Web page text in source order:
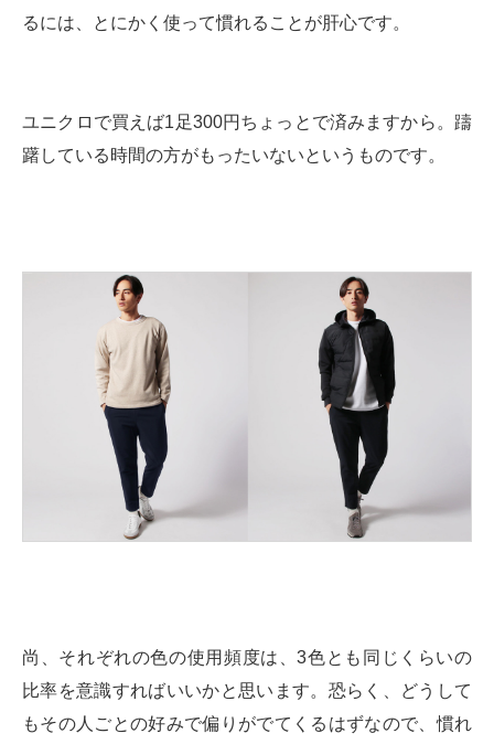
るには、とにかく使って慣れることが肝心です。
ユニクロで買えば1足300円ちょっとで済みますから。躊
躇している時間の方がもったいないというものです。
尚、それぞれの色の使用頻度は、3色とも同じくらいの
比率を意識すればいいかと思います。恐らく、どうして
もその人ごとの好みで偏りがでてくるはずなので、慣れ